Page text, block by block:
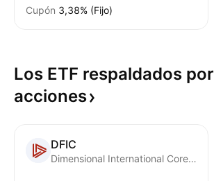
Cupón 3,38% (Fijo)
Los ETF respaldados por
acciones
DFIC
Dimensional International Core Equity 2 ETF